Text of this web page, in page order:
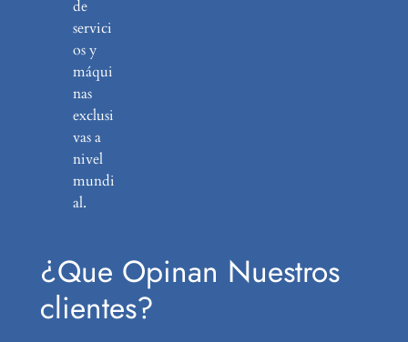
de
servici
os y
máqui
nas
exclusi
vas a
nivel
mundi
al.
¿Que Opinan Nuestros
clientes?